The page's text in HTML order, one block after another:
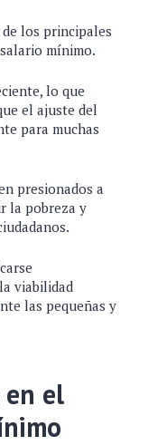
los principales
mínimo.
lo que
el ajuste del
para muchas
presionados a
la pobreza y
viabilidad
las pequeñas y
en el